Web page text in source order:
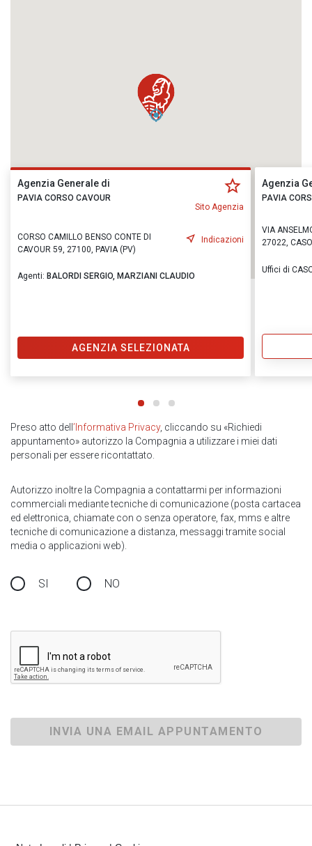
Agenzia Generale di
PAVIA CORSO CAVOUR
Sito Agenzia
CORSO CAMILLO BENSO CONTE DI
CAVOUR 59, 27100, PAVIA (PV)
Indicazioni
Agenti: BALORDI SERGIO, MARZIANI CLAUDIO
AGENZIA SELEZIONATA
Agenzia
PAVIA
VIA
27022,
Uffici di
Preso atto dell ’Informativa Privacy, cliccando su «Richiedi
appuntamento» autorizzo la Compagnia a utilizzare i miei dati
personali per essere ricontattato.
Autorizzo inoltre la Compagnia a contattarmi per informazioni
commerciali mediante tecniche di comunicazione (posta cartacea
ed elettronica, chiamate con o senza operatore, fax, mms e altre
tecniche di comunicazione a distanza, messaggi tramite social
media o applicazioni web).
SI NO
INVIA UNA EMAIL APPUNTAMENTO